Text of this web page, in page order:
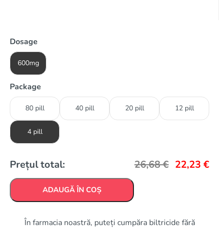
Dosage
600mg
Package
80 pill 40 pill 20 pill 12 pill
4 pill
Prețul total: 26,68€ 22,23 €
ADAUGĂ ÎN COȘ
În farmacia noastră, puteți cumpăra biltricide fără